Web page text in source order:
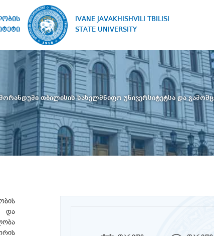
IVANE JAVAKHISHVILI TBILISI
STATE UNIVERSITY
თბილისის სახელმწიფო უნივერსიტეტსა და
და